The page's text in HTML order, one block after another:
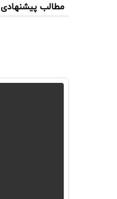
مطالب پیشنهادی